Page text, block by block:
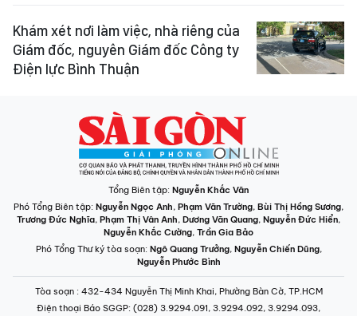
Khám xét nơi làm việc, nhà riêng của
Giám đốc, nguyên Giám đốc Công ty
Điện lực Bình Thuận
Tổng Biên tập: Nguyễn Khắc Văn
Phó Tổng Biên tập: Nguyễn Ngọc Anh, Phạm Văn Trường, Bùi Thị Hồng Sương,
Trương Đức Nghĩa, Phạm Thị Vân Anh, Dương Văn Quang, Nguyễn Đức Hiển,
Nguyễn Khắc Cường, Trần Gia Bảo
Phó Tổng Thư ký tòa soạn: Ngô Quang Trưởng, Nguyễn Chiến Dũng,
Nguyễn Phước Bình
Tòa soạn : 432-434 Nguyễn Thị Minh Khai, Phường Bàn Cờ, TP.HCM
Điện thoại Báo SGGP: (028) 3.9294.091, 3.9294.092, 3.9294.093,